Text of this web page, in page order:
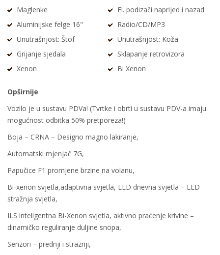
Maglenke
El. podizači naprijed i nazad
Aluminijske felge 16"
Radio/CD/MP3
Unutrašnjost: Štof
Unutrašnjost: Koža
Grijanje sjedala
Sklapanje retrovizora
Xenon
Bi Xenon
Opširnije
Vozilo je u sustavu PDVa! (Tvrtke i obrti u sustavu PDV-a imaju
mogućnost odbitka 50% pretporeza!)
Boja – CRNA – Designo magno lakiranje,
Automatski mjenjač 7G,
Papučice F1 promjene brzine na volanu,
Bi-xenon svjetla,adaptivna svjetla, LED dnevna svjetla – LED
stražnja svjetla,
ILS inteligentna Bi-Xenon svjetla, aktivno praćenje krivine –
dinamičko reguliranje duljine snopa,
Senzori – prednji i straznji,